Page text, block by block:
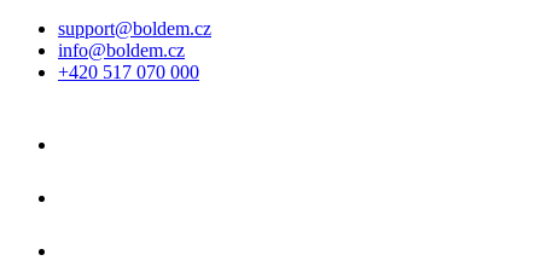
support@boldem.cz
info@boldem.cz
+420 517 070 000